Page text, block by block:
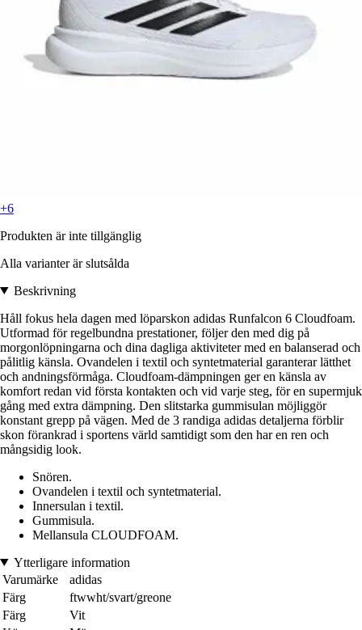
+6
Produkten är inte tillgänglig
Alla varianter är slutsålda
Beskrivning
Håll fokus hela dagen med löparskon adidas Runfalcon 6 Cloudfoam.
Utformad för regelbundna prestationer, följer den med dig på
morgonlöpningarna och dina dagliga aktiviteter med en balanserad och
pålitlig känsla. Ovandelen i textil och syntetmaterial garanterar lätthet
och andningsförmåga. Cloudfoam-dämpningen ger en känsla av
komfort redan vid första kontakten och vid varje steg, för en supermjuk
gång med extra dämpning. Den slitstarka gummisulan möjliggör
konstant grepp på vägen. Med de 3 randiga adidas detaljerna förblir
skon förankrad i sportens värld samtidigt som den har en ren och
mångsidig look.
Snören.
Ovandelen i textil och syntetmaterial.
Innersulan i textil.
Gummisula.
Mellansula CLOUDFOAM.
Ytterligare information
Varumärke
adidas
Färg
ftwwht/svart/greone
Färg
Vit